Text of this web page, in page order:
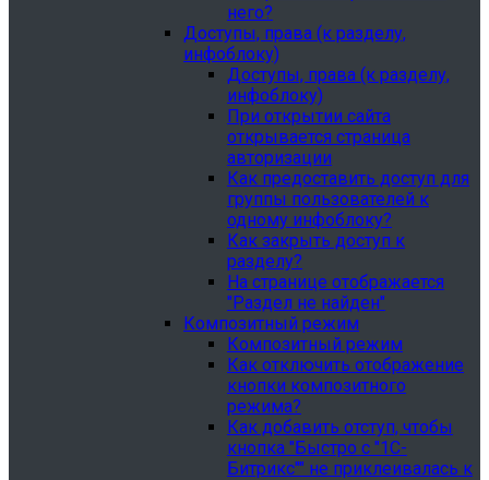
него?
Доступы, права (к разделу,
инфоблоку)
Доступы, права (к разделу,
инфоблоку)
При открытии сайта
открывается страница
авторизации
Как предоставить доступ для
группы пользователей к
одному инфоблоку?
Как закрыть доступ к
разделу?
На странице отображается
"Раздел не найден"
Композитный режим
Композитный режим
Как отключить отображение
кнопки композитного
режима?
Как добавить отступ, чтобы
кнопка "Быстро с "1С-
Битрикс"" не приклеивалась к